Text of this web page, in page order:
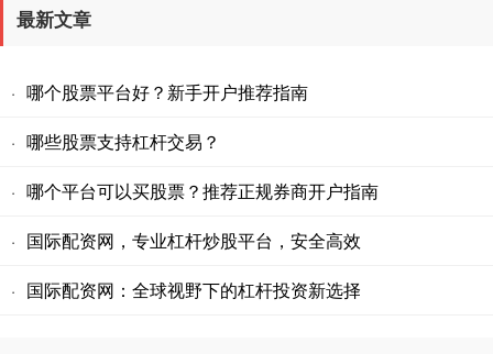
最新文章
· 哪个股票平台好？新手开户推荐指南
· 哪些股票支持杠杆交易？
· 哪个平台可以买股票？推荐正规券商开户指南
· 国际配资网，专业杠杆炒股平台，安全高效
· 国际配资网：全球视野下的杠杆投资新选择